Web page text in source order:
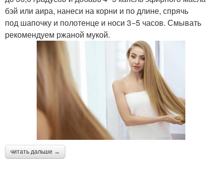
бэй или аира, нанеси на корни и по длине, спрячь
под шапочку и полотенце и носи 3−5 часов. Смывать
рекомендуем ржаной мукой.
читать дальше →